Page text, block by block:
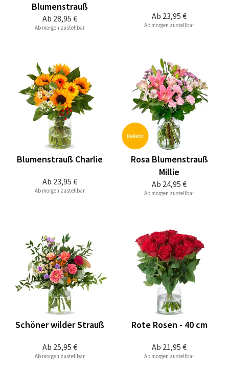
Ab 28,95 €
Blumenstrauß
Ab morgen zustellbar
Ab 23,95 €
Ab morgen zustellbar
Ab 23,95 €
Blumenstrauß Charlie
Ab morgen zustellbar
Ab 24,95 €
Rosa Blumenstrauß
Millie
Ab morgen zustellbar
Ab 25,95 €
Schöner wilder Strauß
Ab morgen zustellbar
Ab 21,95 €
Rote Rosen - 40 cm
Ab morgen zustellbar